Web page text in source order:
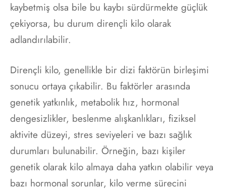
kaybetmiş olsa bile bu kaybı sürdürmekte güçlük
çekiyorsa, bu durum dirençli kilo olarak
adlandırılabilir.
Dirençli kilo, genellikle bir dizi faktörün birleşimi
sonucu ortaya çıkabilir. Bu faktörler arasında
genetik yatkınlık, metabolik hız, hormonal
dengesizlikler, beslenme alışkanlıkları, fiziksel
aktivite düzeyi, stres seviyeleri ve bazı sağlık
durumları bulunabilir. Örneğin, bazı kişiler
genetik olarak kilo almaya daha yatkın olabilir veya
bazı hormonal sorunlar, kilo verme sürecini